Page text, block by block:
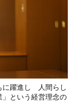
に躍進し 人間らし
という経営理念の
リア採用